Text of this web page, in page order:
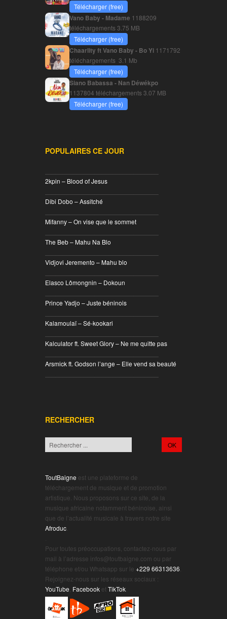
Télécharger (free)
Vano Baby - Madame 1188209
téléchargements3.75 MB
Télécharger (free)
Chaarlity ft Vano Baby - Bo Yi 1171792
téléchargements 3.1 Mb
Télécharger (free)
Siano Babassa - Nan Déwékpo
1137804 téléchargements3.07 MB
Télécharger (free)
POPULAIRES CE JOUR
2kpin – Blood of Jesus
Dibi Dobo – Assitché
Mifanny – On vise que le sommet
The Beb – Mahu Na Blo
Vidjovi Jeremento – Mahu blo
Elasco Lômongnin – Dokoun
Prince Yadjo – Juste béninois
Kalamoulaï – Sé-kookari
Kalculator ft. Sweet Glory – Ne me quitte pas
Arsmick ft. Godson l’ange – Elle vend sa beauté
RECHERCHER
ToutBaigne est une plateforme de
téléchargement de musique et de promotion
artistique. Nous proposons sur ce site, de la
musique africaine notamment béninoise, ainsi
que de l’actualité musicale à travers notre site
Afroduc
Pour toutes préoccupations, contactez-nous par
mail à l’adresse infos@toutbaigne.com ou par
téléphone et/ou Whatsapp sur le +229 66313636
Rejoignez-nous sur les réseaux sociaux :
YouTube Facebook etTikTok